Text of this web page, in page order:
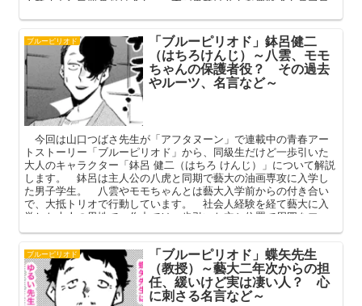
ブルーピリオド 「ブルーピリオド」鉢呂健二
（はちろけんじ）～八雲、モモ
ちゃんの保護者役？ その過去
やルーツ、名言など～
今回は山口つばさ先生が「アフタヌーン」で連載中の青春アー
トストーリー「ブルーピリオド」から、同級生だけど一歩引いた
大人のキャラクター「鉢呂 健二（はちろ けんじ）」について解説
します。 鉢呂は主人公の八虎と同期で藝大の油画専攻に入学し
た男子学生。 八雲やモモちゃんとは藝大入学前からの付き合い
で、大抵トリオで行動しています。 社会人経験を経て藝大に入
学した大人の男性で、作中では一歩引いた立ち位置で周囲をフォ
ブルーピリオド 「ブルーピリオド」蝶矢先生
（教授）～藝大二年次からの担
任、緩いけど実は凄い人？ 心
に刺さる名言など～